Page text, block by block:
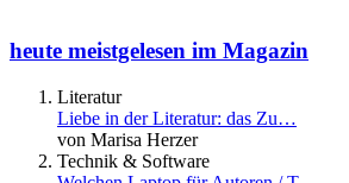
heute meistgelesen im Magazin
Literatur
Liebe in der Literatur: das Zu…
von Marisa Herzer
Technik & Software